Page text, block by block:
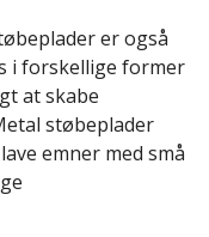
er også
i forskellige former
at skabe
støbeplader
emner med små